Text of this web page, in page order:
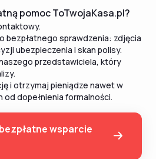
pomoc ToTwojaKasa.pl?
bezpłatnego sprawdzenia: zdjęcia
ubezpieczenia i skan polisy.
przedstawiciela, który
i otrzymaj pieniądze nawet w
od dopełnienia formalności.
wsparcie